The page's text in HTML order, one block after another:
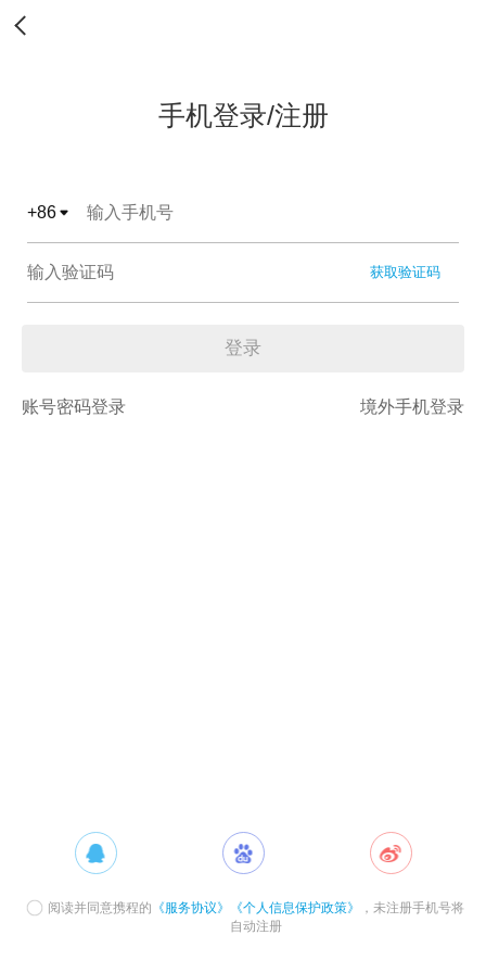
手机登录/注册
+86
获取验证码
登录
账号密码登录 境外手机登录
阅读并同意携程的 《服务协议》 《个人信息保护政策》
，未注册手机号将
自动注册